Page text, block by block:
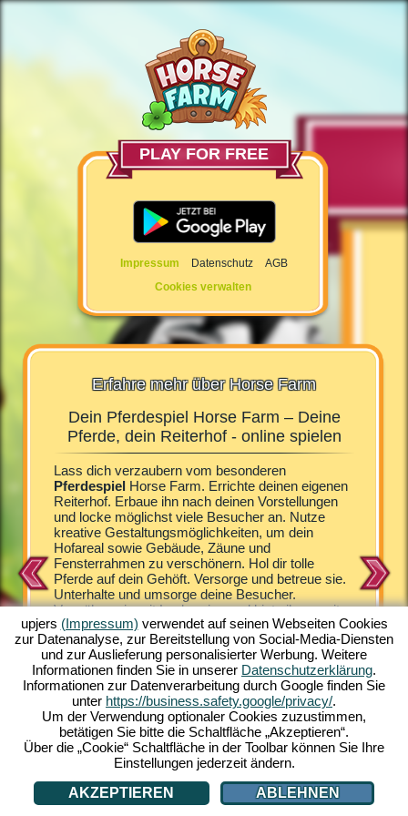
PLAY FOR FREE
Impressum Datenschutz
AGB
Cookies verwalten
Erfahre mehr über Horse Farm
das
und
Dein Pferdespiel Horse Farm – Deine
Pferde, dein Reiterhof - online spielen
Lass dich verzaubern vom besonderen
PferdespielHorse Farm. Errichte deinen eigenen
Reiterhof. Erbaue ihn nach deinen Vorstellungen
und locke möglichst viele Besucher an. Nutze
kreative Gestaltungsmöglichkeiten, um dein
Hofareal sowie Gebäude, Zäune und
Fensterrahmen zu verschönern. Hol dir tolle
Pferde auf dein Gehöft. Versorge und betreue sie.
Unterhalte und umsorge deine Besucher.
Verwöhne sie mit Leckereien und biete ihnen mit
den Lodges komfortable Unterkünfte. Horse Farm
versetzt dich in eine faszinierendes Setting. Im
bunten Comic-Look gestaltet, bietet dir Horse
Farm eine Vielzahl herausragender
Spielerlebnisse. Hole dir unterschiedliche Pferde-
Arten auf deine Ranch. Erlebe das einzigartige
Online Pferdespiel am PC. Spiel mit!
Araber,
holen.
nur
eine
upjers (Impressum) verwendet auf seinen Webseiten Cookies
zur Datenanalyse, zur Bereitstellung von Social-Media-Diensten
und zur Auslieferung personalisierter Werbung. Weitere
Informationen finden Sie in unserer Datenschutzerklärung.
Informationen zur Datenverarbeitung durch Google finden Sie
unter https://business.safety.google/privacy/.
Um der Verwendung optionaler Cookies zuzustimmen,
betätigen Sie bitte die Schaltfläche „Akzeptieren“.
Über die „Cookie“ Schaltfläche in der Toolbar können Sie Ihre
Einstellungen jederzeit ändern.
AKZEPTIEREN
ABLEHNEN